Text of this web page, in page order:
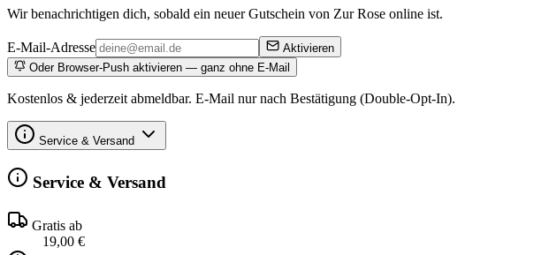
Wir benachrichtigen dich, sobald ein neuer Gutschein von Zur Rose online ist.
E-Mail-Adresse
Aktivieren
Oder Browser-Push aktivieren — ganz ohne E-Mail
Kostenlos & jederzeit abmeldbar. E-Mail nur nach Bestätigung (Double-Opt-In).
Service & Versand
Service & Versand
Gratis ab
19,00 €